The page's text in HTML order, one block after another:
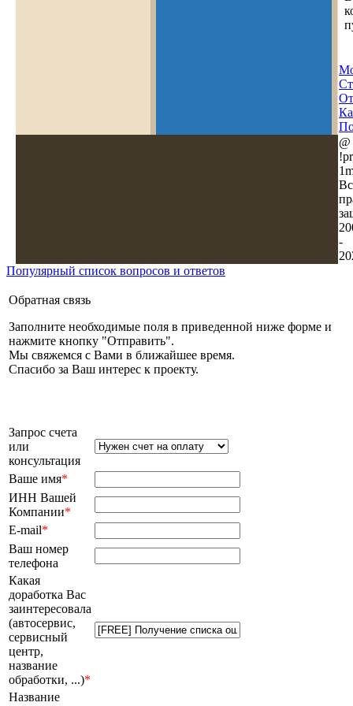
@
-
Популярный список вопросов и ответов
Обратная связь
Заполните необходимые поля в приведенной ниже форме и
нажмите кнопку "Отправить".
Мы свяжемся с Вами в ближайшее время.
Спасибо за Ваш интерес к проекту.
Запрос счета
или
консультация
Ваше имя*
ИНН Вашей
Компании*
E-mail*
Ваш номер
телефона
Какая
доработка Вас
заинтересовала
(автосервис,
сервисный
центр,
название
обработки, ...)*
Название